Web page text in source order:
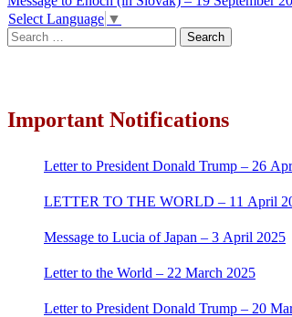
navigation
Select Language ▼
Search
for:
Important Notifications
Letter to President Donald Trump – 26
LETTER TO THE WORLD – 11 April
Message to Lucia of Japan – 3 April 2025
Letter to the World – 22 March 2025
Letter to President Donald Trump – 20